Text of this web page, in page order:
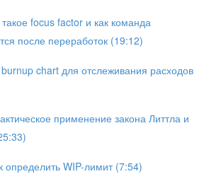
focus factor и как команда
после переработок (19:12)
chart для отслеживания расходов
применение закона Литтла и
определить WIP-лимит (7:54)